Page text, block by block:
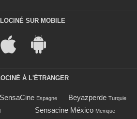
SUR MOBILE
À L'ÉTRANGER
SensaCine Espagne Beyazperde Turquie
Sensacine México Mexique